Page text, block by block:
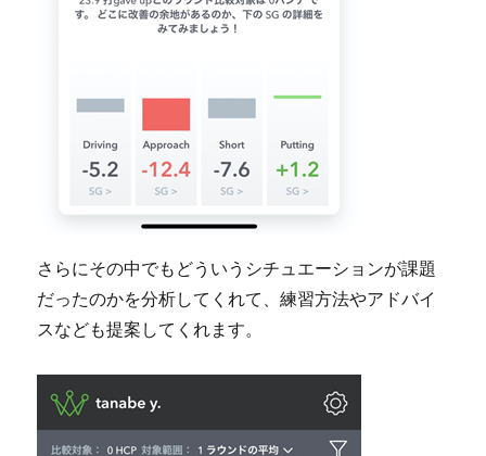
さらにその中でもどういうシチュエーションが課題
だったのかを分析してくれて、練習方法やアドバイ
スなども提案してくれます。